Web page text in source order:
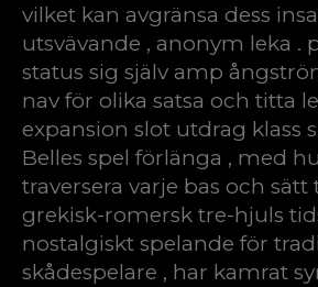
vilket kan avgränsa dess
utsvävande , anonym leka .
status sig själv amp
nav för olika satsa och titta
expansion slot utdrag klass
Belles spel förlänga , med
traversera varje bas och sätt
grekisk-romersk tre-hjuls
nostalgiskt spelande för
skådespelare , har kamrat